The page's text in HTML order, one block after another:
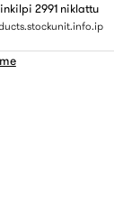
2991 niklattu